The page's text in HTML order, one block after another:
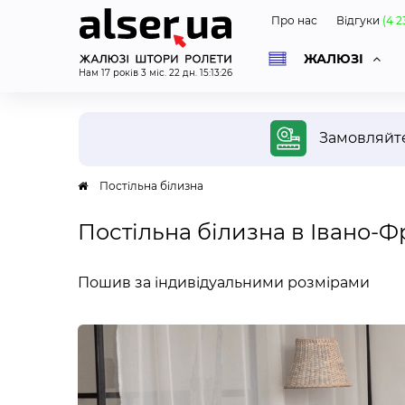
Нам 17 років 3 міс. 22 дн. 15:13:26
Про нас Відгуки (4
ЖАЛЮЗІ
Постільна білизна
Постільна білизна в Івано-
Пошив за індивідуальними розмірами